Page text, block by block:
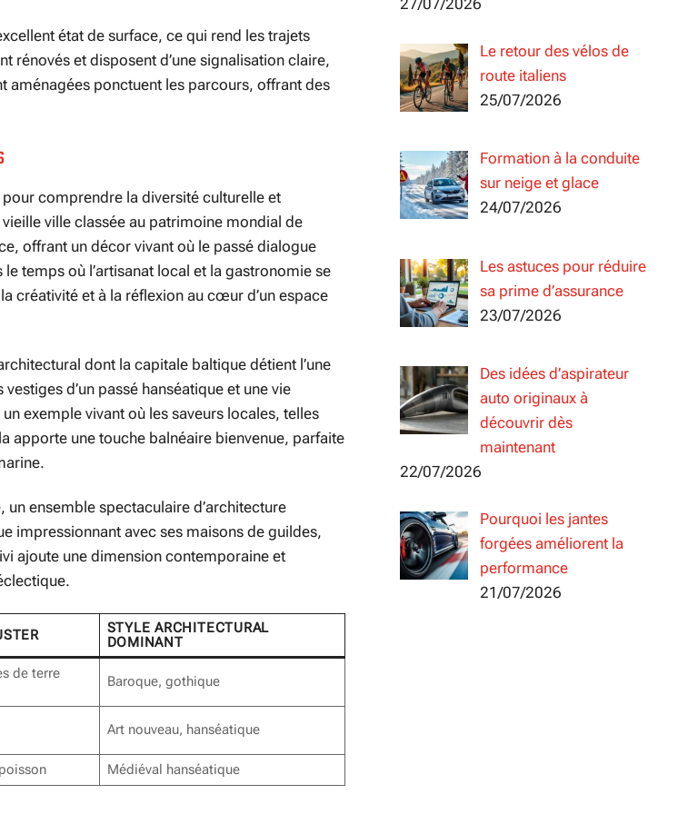
état de surface, ce qui rend les trajets
rénovés et disposent d’une signalisation claire,
aménagées ponctuent les parcours, offrant des
comprendre la diversité culturelle et
ville classée au patrimoine mondial de
offrant un décor vivant où le passé dialogue
temps où l’artisanat local et la gastronomie se
créativité et à la réflexion au cœur d’un espace
dont la capitale baltique détient l’une
d’un passé hanséatique et une vie
exemple vivant où les saveurs locales, telles
apporte une touche balnéaire bienvenue, parfaite
ensemble spectaculaire d’architecture
impressionnant avec ses maisons de guildes,
ajoute une dimension contemporaine et
STYLE ARCHITECTURAL
DOMINANT
de terre
Baroque, gothique
Art nouveau, hanséatique
Médiéval hanséatique
Le retour des vélos de
route italiens
25/07/2026
Formation à la conduite
sur neige et glace
24/07/2026
Les astuces pour réduire
sa prime d’assurance
23/07/2026
Des idées d’aspirateur
auto originaux à
découvrir dès
maintenant
22/07/2026
Pourquoi les jantes
forgées améliorent la
performance
21/07/2026